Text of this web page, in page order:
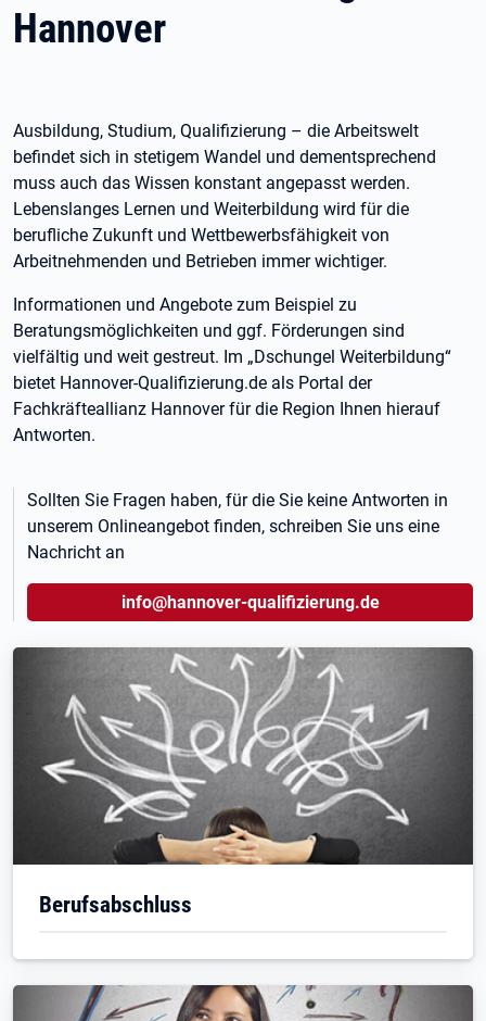
Hannover
Ausbildung, Studium, Qualifizierung – die Arbeitswelt
befindet sich in stetigem Wandel und dementsprechend
muss auch das Wissen konstant angepasst werden.
Lebenslanges Lernen und Weiterbildung wird für die
berufliche Zukunft und Wettbewerbsfähigkeit von
Arbeitnehmenden und Betrieben immer wichtiger.
Informationen und Angebote zum Beispiel zu
Beratungsmöglichkeiten und ggf. Förderungen sind
vielfältig und weit gestreut. Im „Dschungel Weiterbildung“
bietet Hannover-Qualifizierung.de als Portal der
Fachkräfteallianz Hannover für die Region Ihnen hierauf
Antworten.
Sollten Sie Fragen haben, für die Sie keine Antworten in
unserem Onlineangebot finden, schreiben Sie uns eine
Nachricht an
info@hannover-qualifizierung.de
Berufsabschluss